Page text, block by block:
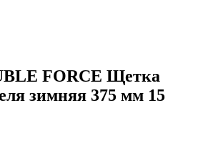
FORCE Щетка
зимняя 375 мм 15